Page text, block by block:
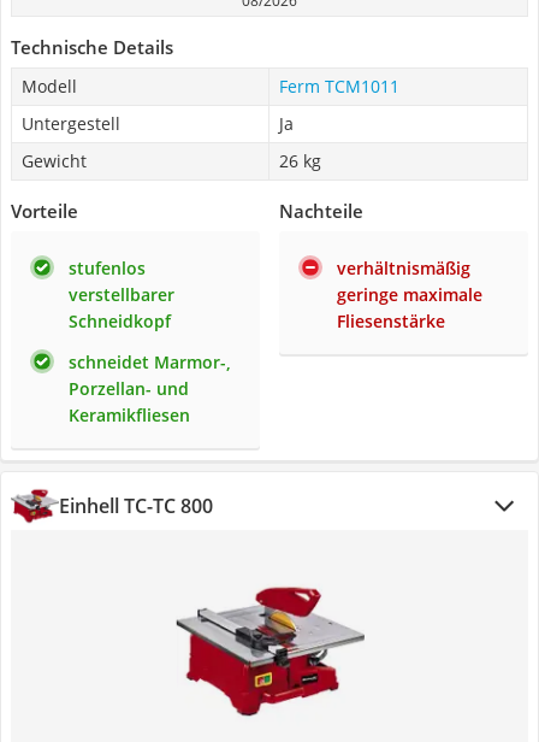
Technische Details
Modell
Ferm TCM1011
Untergestell
Ja
Gewicht
26 kg
Vorteile
stufenlos
verstellbarer
Schneidkopf
schneidet Marmor-,
Porzellan- und
Keramikfliesen
Nachteile
verhältnismäßig
geringe maximale
Fliesenstärke
Einhell TC-TC 800